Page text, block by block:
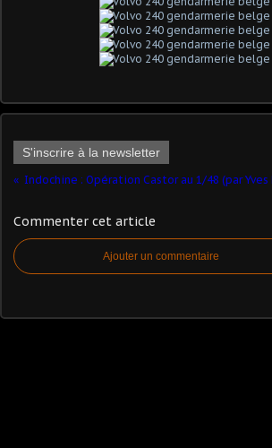
S'inscrire à la newsletter
Indochine : Opération Castor au 1/48 (par Yves
Commenter cet article
Ajouter un commentaire